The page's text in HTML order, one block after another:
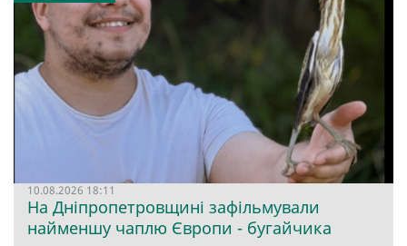
10.08.2026 18:11
На Дніпропетровщині зафільмували
найменшу чаплю Європи - бугайчика